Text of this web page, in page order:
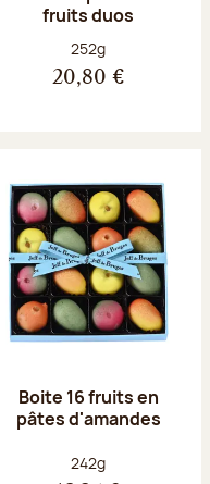
fruits duos
Poids net :
252g
20,80 €
Boite 16 fruits en
pâtes d'amandes
Poids net :
242g